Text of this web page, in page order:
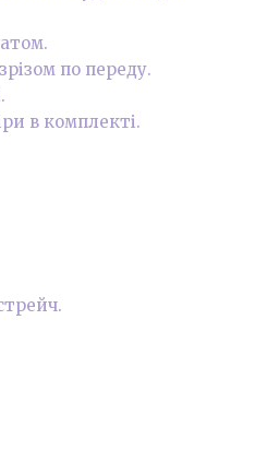
по переду.
в комплекті.